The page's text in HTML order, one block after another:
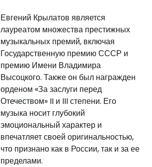
Евгений Крылатов является
лауреатом множества престижных
музыкальных премий, включая
Государственную премию СССР и
премию Имени Владимира
Высоцкого. Также он был награжден
орденом «За заслуги перед
Отечеством» II и III степени. Его
музыка носит глубокий
эмоциональный характер и
впечатляет своей оригинальностью,
что признано как в России, так и за ее
пределами.